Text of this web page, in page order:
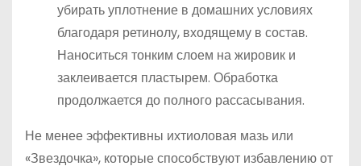
убирать уплотнение в домашних условиях
благодаря ретинолу, входящему в состав.
Наноситься тонким слоем на жировик и
заклеивается пластырем. Обработка
продолжается до полного рассасывания.
Не менее эффективны ихтиоловая мазь или
«Звездочка», которые способствуют избавлению от